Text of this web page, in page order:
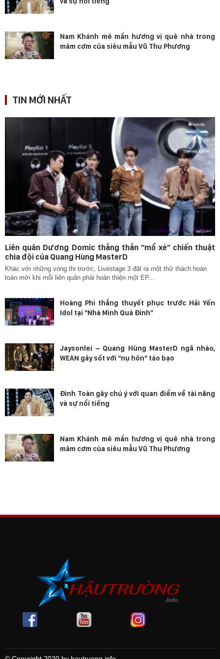
Nam Khánh mê mẩn hương vị quê nhà trong
mâm cơm của siêu mẫu Vũ Thu Phương
TIN MỚI NHẤT
Liên quân Dương Domic thẳng thắn “mổ xẻ” chiến thuật
chia đội của Quang Hùng MasterD
Khác với những vòng thi trước, Livestage 3 đặt ra một thử thách hoàn
toàn mới khi mỗi liên quân phải hoàn thiện một EP...
Hoàng Phi thắng thuyết phục trước Hải Yến
Idol tại “Nhà Mình Quá Đỉnh”
Jaysonlei – Quang Hùng MasterD ngã nhào,
WEAN gây sốt với “nụ hôn” táo bạo
Đình Toàn gây chú ý với quan điểm về tài năng
và sự nổi tiếng
Nam Khánh mê mẩn hương vị quê nhà trong
mâm cơm của siêu mẫu Vũ Thu Phương